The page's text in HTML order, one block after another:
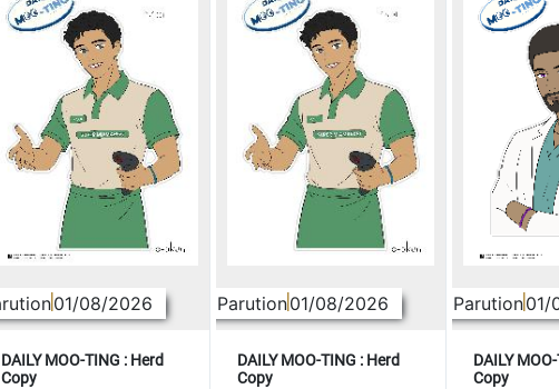
01/08/2026
DAILY MOO-TING : Herd
Copy
Parution01/08/2026
DAILY MOO-TING : Herd
Copy
Parution01/
DAILY
Copy